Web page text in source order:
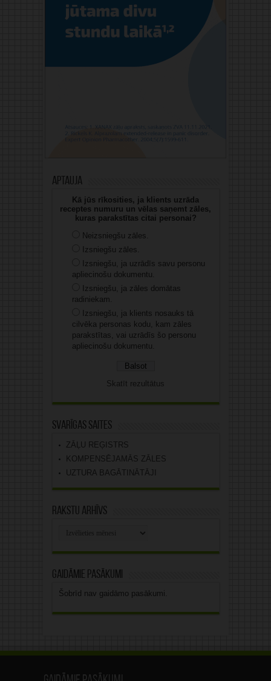
Aptauja
Kā jūs rīkosities, ja klients uzrāda
receptes numuru un vēlas saņemt zāles,
kuras parakstītas citai personai?
Neizsniegšu zāles.
Izsniegšu zāles.
Izsniegšu, ja uzrādīs savu personu
apliecinošu dokumentu.
Izsniegšu, ja zāles domātas
radiniekam.
Izsniegšu, ja klients nosauks tā
cilvēka personas kodu, kam zāles
parakstītas, vai uzrādīs šo personu
apliecinošu dokumentu.
Skatīt rezultātus
Svarīgas saites
ZĀĻU REĢISTRS
KOMPENSĒJAMĀS ZĀLES
UZTURA BAGĀTINĀTĀJI
Rakstu arhīvs
Gaidāmie pasākumi
Šobrīd nav gaidāmo pasākumi.